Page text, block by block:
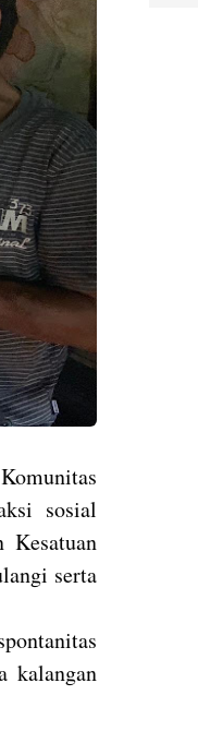
sosial
Kesatuan
serta
kalangan